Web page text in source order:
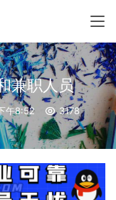
兼职人员
午8:52 3178